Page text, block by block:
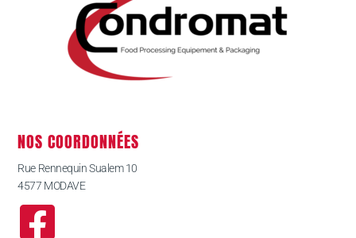
NOS COORDONNÉES
Rue Rennequin Sualem 10
4577 MODAVE